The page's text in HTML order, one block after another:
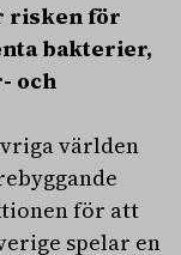
risken för
bakterier,
och
världen
för att
spelar en